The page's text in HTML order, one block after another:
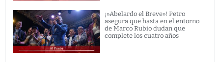
¡»Abelardo el Breve»! Petro
asegura que hasta en el entorno
de Marco Rubio dudan que
complete los cuatro años